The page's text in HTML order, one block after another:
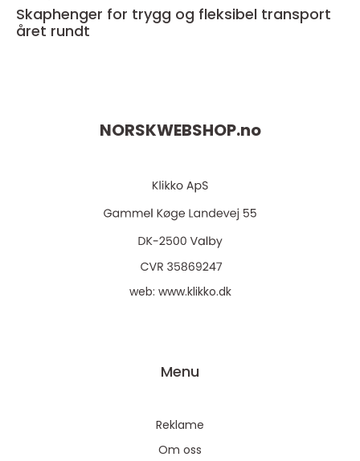
Skaphenger for trygg og fleksibel transport
året rundt
NORSKWEBSHOP.no
web: www.klikko.dk
Menu
Reklame
Om oss